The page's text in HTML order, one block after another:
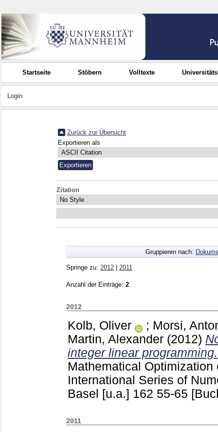
Startseite Stöbern Volltexte
Login
Zurück zur Übersicht
Exportieren als
Zitation
Gruppieren nach:
Springe zu: 2012 2011
Anzahl der Einträge: 2
2012
Kolb, Oliver ; Morsi,
Martin, Alexander (2012)
integer linear programming.
Mathematical Optimization
International Series of
Basel [u.a.] 162 55-65
2011